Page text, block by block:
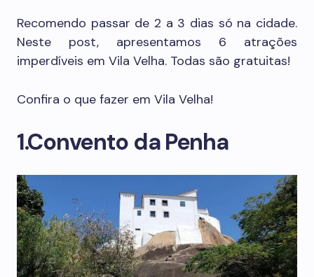
Recomendo passar de 2 a 3 dias só na cidade.
Neste post, apresentamos 6 atrações
imperdíveis em Vila Velha. Todas são gratuitas!
Confira o que fazer em Vila Velha!
1.Convento da Penha